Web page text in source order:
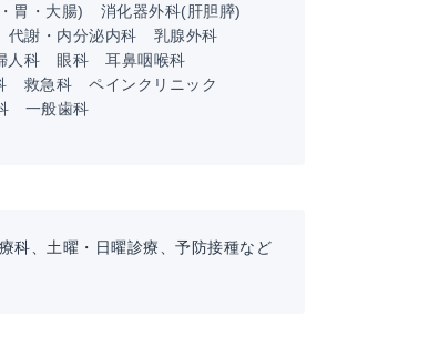
胃・大腸)
消化器外科(肝胆膵)
代謝・内分泌内科
乳腺外科
人科 眼科
耳鼻咽喉科
救急科
ペインクリニック
一般歯科
科、土曜・日曜診療、予防接種など